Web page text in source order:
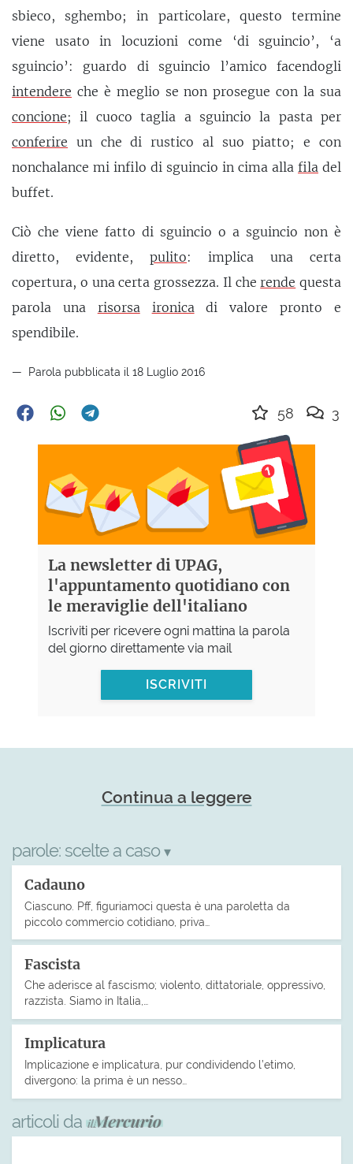
sbieco, sghembo; in particolare, questo termine
viene usato in locuzioni come ‘di sguincio’, ‘a
sguincio’: guardo di sguincio l’amico facendogli
intendere che è meglio se non prosegue con la sua
concione; il cuoco taglia a sguincio la pasta per
conferire un che di rustico al suo piatto; e con
nonchalance mi infilo di sguincio in cima alla fila del
buffet.
Ciò che viene fatto di sguincio o a sguincio non è
diretto, evidente, pulito: implica una certa
copertura, o una certa grossezza. Il che rende questa
parola una risorsa ironica di valore pronto e
spendibile.
Parola pubblicata il 18 Luglio 2016
58 3
La newsletter di UPAG,
l'appuntamento quotidiano con
le meraviglie dell'italiano
Iscriviti per ricevere ogni mattina la parola
del giorno direttamente via mail
ISCRIVITI
Continua a leggere
parole: scelte a caso ▾
Cadauno
Ciascuno. Pff, figuriamoci questa è una paroletta da
piccolo commercio cotidiano, priva…
Fascista
Che aderisce al fascismo; violento, dittatoriale, oppressivo,
razzista. Siamo in Italia,…
Implicatura
Implicazione e implicatura, pur condividendo l’etimo,
divergono: la prima è un nesso…
articoli da